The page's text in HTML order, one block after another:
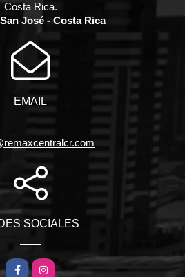
Costa Rica.
José - Costa Rica
EMAIL
SOCIALES
FacebookInstagram